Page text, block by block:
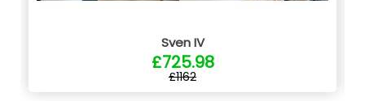
Sven IV
£725.98
£1162